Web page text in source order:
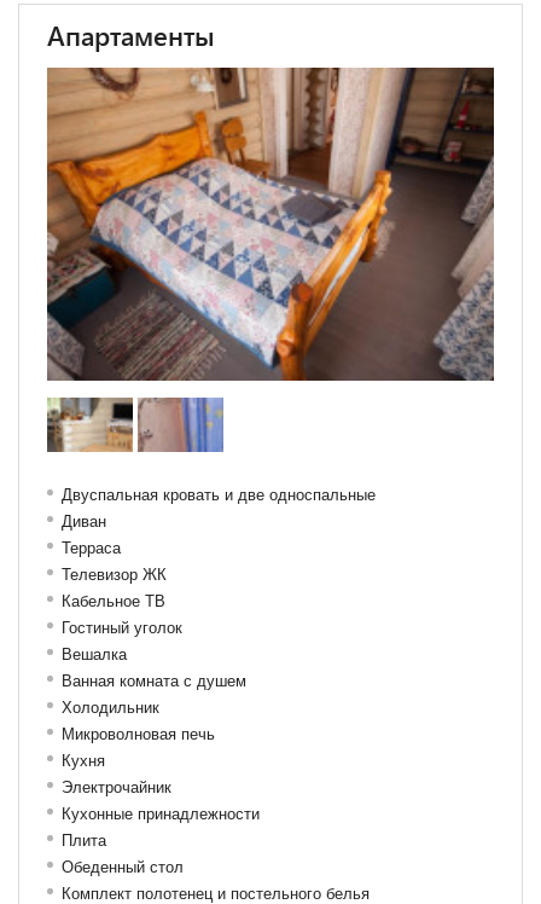
Апартаменты
Двуспальная кровать и две односпальные
Диван
Терраса
Телевизор ЖК
Кабельное ТВ
Гостиный уголок
Вешалка
Ванная комната с душем
Холодильник
Микроволновая печь
Кухня
Электрочайник
Кухонные принадлежности
Плита
Обеденный стол
Комплект полотенец и постельного белья